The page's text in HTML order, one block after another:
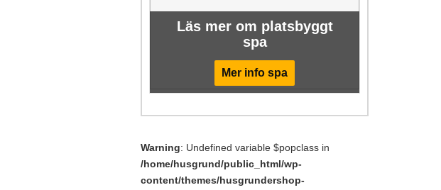
Läs mer om platsbyggt
spa
Mer info spa
Warning: Undefined variable $popclass in
/home/husgrund/public_html/wp-
content/themes/husgrundershop-